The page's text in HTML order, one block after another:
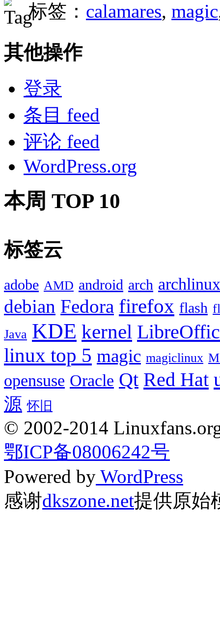
标签： calamares, magic
其他操作
登录
条目 feed
评论 feed
WordPress.org
本周 TOP 10
标签云
adobe AMD android arch archlinux
debian Fedora firefox flash
Java KDE kernel
linux top 5 magic magiclinux
opensuse Oracle Qt Red Hat
源 怀旧
© 2002-2014
鄂ICP备08006242号
Powered by WordPress
感谢dkszone.net提供原始